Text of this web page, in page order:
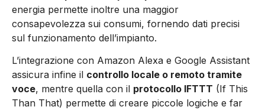
energia permette inoltre una maggior
consapevolezza sui consumi, fornendo dati precisi
sul funzionamento dell’impianto.
L’integrazione con Amazon Alexa e Google Assistant
assicura infine il controllo locale o remoto tramite
voce, mentre quella con il protocollo IFTTT (If This
Than That) permette di creare piccole logiche e far